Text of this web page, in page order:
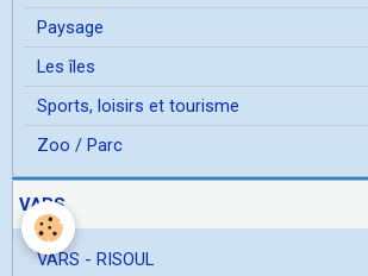
Paysage
Les îles
Sports, loisirs et tourisme
Zoo / Parc
VARS
VARS - RISOUL